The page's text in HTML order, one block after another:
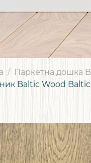
Паркетна дошка
Baltic Wood Baltic